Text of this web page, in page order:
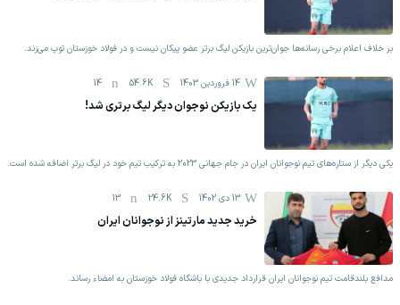
بر خلاف اعلام برخی رسانه‌ها جوان‌ترین بازیکن لیگ برتر عضو پیکان نیست و در فولاد خوزستان توپ می‌زند.
14 فروردين 1403 54.6K
14
یک بازیکن نوجوان دیگر لیگ برتری شد!
یکی دیگر از ستاره‌های تیم نوجوانان ایران در جام جهانی 2023 به ترکیب تیم خود در لیگ برتر اضافه شده است.
13 دی 1402 24.6K
13
خرید جدید مارتینز از نوجوانان ایران
مدافع بلندقامت تیم نوجوانان ایران قرارداد جدیدی با باشگاه فولاد خوزستان به امضاء رساند.